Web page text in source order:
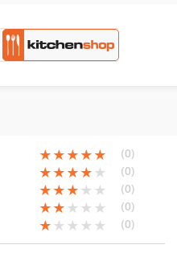
(*)
★(*)
★(*)
★(*)
★(*)
★ (0)
(*)
★(*)
★(*)
★(*)
★( )
★ (0)
(*)
★(*)
★(*)
★( )
★ ( )
★ (0)
(*)
★(*)
★( )
★ ( )
★ ( )
★ (0)
(*)
★( )
★ ( )
★ ( )
★ ( )
★ (0)